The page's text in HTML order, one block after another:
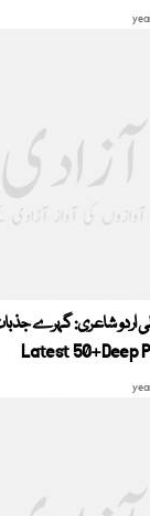
اردو شاعری: گہرے
Latest 50+Deep